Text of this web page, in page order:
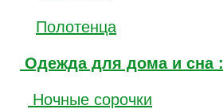
Полотенца
Одежда для дома и сна :
Ночные сорочки